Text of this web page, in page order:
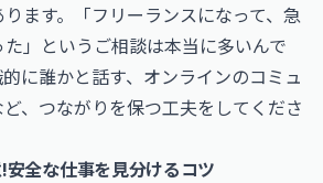
ます。「フリーランスになって、急
」というご相談は本当に多いんで
に誰かと話す、オンラインのコミュ
、つながりを保つ工夫をしてくださ
全な仕事を見分けるコツ